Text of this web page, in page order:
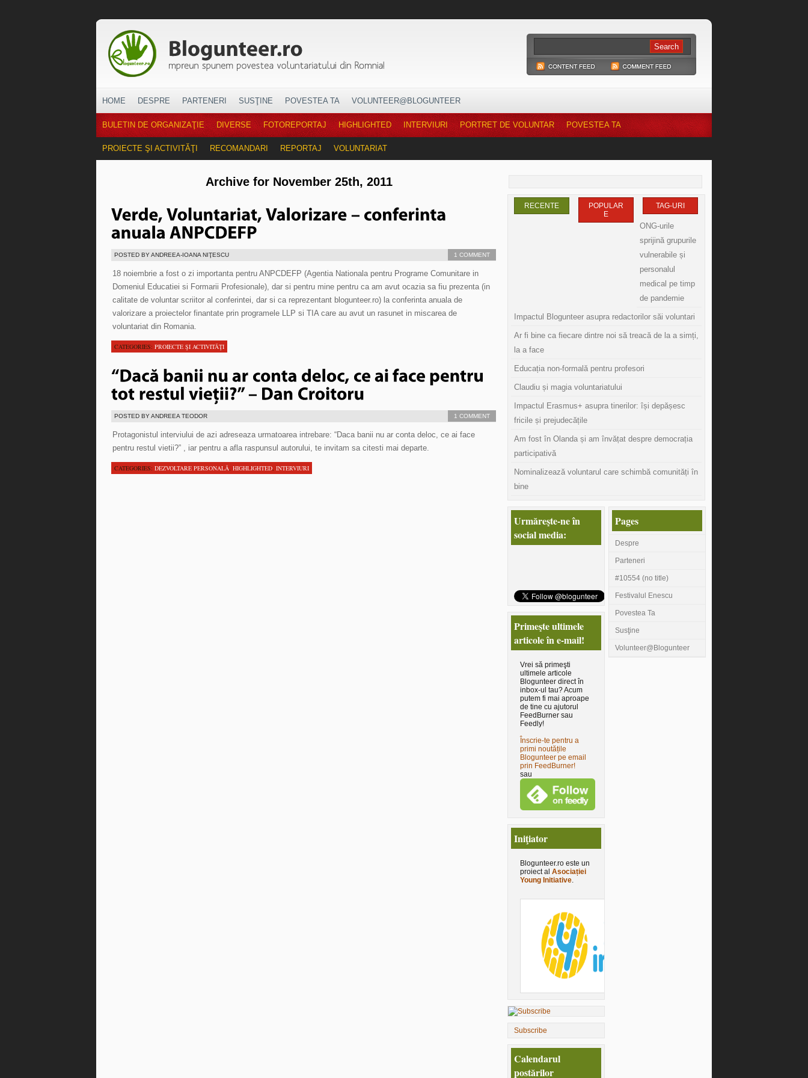
HOME DESPRE PARTENERI SUSŢINE POVESTEA TA VOLUNTEER@BLOGUNTEER
BULETIN DE ORGANIZAŢIE DIVERSE FOTOREPORTAJ HIGHLIGHTED INTERVIURI PORTRET DE VOLUNTAR POVESTEA TA
PROIECTE ŞI ACTIVITĂŢI RECOMANDARI REPORTAJ VOLUNTARIAT
Archive for November 25th, 2011
POSTED BY ANDREEA-IOANA NIŢESCU 1 COMMENT
18 noiembrie a fost o zi importanta pentru ANPCDEFP (Agentia Nationala pentru Programe Comunitare in
Domeniul Educatiei si Formarii Profesionale), dar si pentru mine pentru ca am avut ocazia sa fiu prezenta (in
calitate de voluntar scriitor al conferintei, dar si ca reprezentant blogunteer.ro) la conferinta anuala de
valorizare a proiectelor finantate prin programele LLP si TIA care au avut un rasunet in miscarea de
voluntariat din Romania.
CATEGORIES: PROIECTE ŞI ACTIVITĂŢI
POSTED BY ANDREEA TEODOR 1 COMMENT
Protagonistul interviului de azi adreseaza urmatoarea intrebare: “Daca banii nu ar conta deloc, ce ai face
pentru restul vietii?” , iar pentru a afla raspunsul autorului, te invitam sa citesti mai departe.
CATEGORIES: DEZVOLTARE PERSONALĂ, HIGHLIGHTED, INTERVIURI
RECENTE
POPULAR
E
TAG-URI
ONG-urile
sprijină grupurile
vulnerabile și
personalul
medical pe timp
de pandemie
Impactul Blogunteer asupra redactorilor săi voluntari
Ar fi bine ca fiecare dintre noi să treacă de la a simți,
la a face
Educația non-formală pentru profesori
Claudiu și magia voluntariatului
Impactul Erasmus+ asupra tinerilor: își depășesc
fricile și prejudecățile
Am fost în Olanda și am învățat despre democrația
participativă
Nominalizează voluntarul care schimbă comunități în
bine
Urmăreşte-ne în
social media:
Primeşte ultimele
articole în e-mail!
Vrei să primeşti
ultimele articole
Blogunteer direct în
inbox-ul tau? Acum
putem fi mai aproape
de tine cu ajutorul
FeedBurner sau
Feedly!
Înscrie-te pentru a
primi noutățile
Blogunteer pe email
prin FeedBurner!
sau
Iniţiator
Blogunteer.ro este un
proiect al Asociației
Young Initiative.
Subscribe
Calendarul
postărilor
Pages
Despre
Parteneri
#10554 (no title)
Festivalul Enescu
Povestea Ta
Susţine
Volunteer@Blogunteer